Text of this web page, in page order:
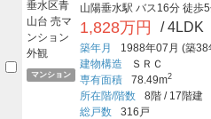
マンション
山陽垂水駅 バス16分 徒歩
1,828万円 / 4LDK
築年月 1988年07月 (築38
建物構造
ＳＲＣ
専有面積
78.49m2
所在階/階数 8階 /17階建
総戸数
316戸